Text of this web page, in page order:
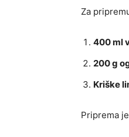
Za
400 ml
200 g
Kriške
Priprema